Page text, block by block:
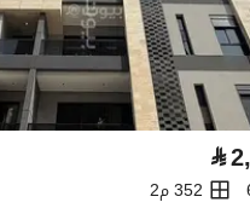
⃁
352 م2